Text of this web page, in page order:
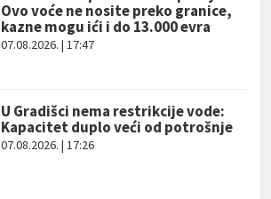
Ovo voće ne nosite preko granice,
kazne mogu ići i do 13.000 evra
07.08.2026. | 17:47
U Gradišci nema restrikcije vode:
Kapacitet duplo veći od potrošnje
07.08.2026. | 17:26